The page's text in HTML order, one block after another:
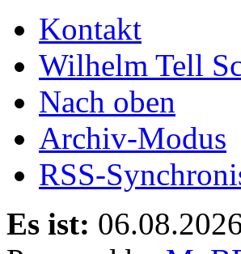
Kontakt
Wilhelm Tell
Nach oben
Archiv-Modus
RSS-
Es ist: